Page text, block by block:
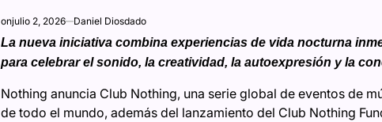
onjulio 2, 2026 Daniel Diosdado
La nueva iniciativa combina experiencias de vida nocturna
para celebrar el sonido, la creatividad, la autoexpresión y la
Nothing anuncia Club Nothing, una serie global de eventos de
de todo el mundo, además del lanzamiento del Club Nothing